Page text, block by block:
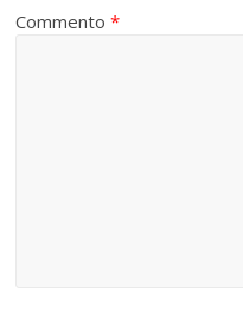
Commento*